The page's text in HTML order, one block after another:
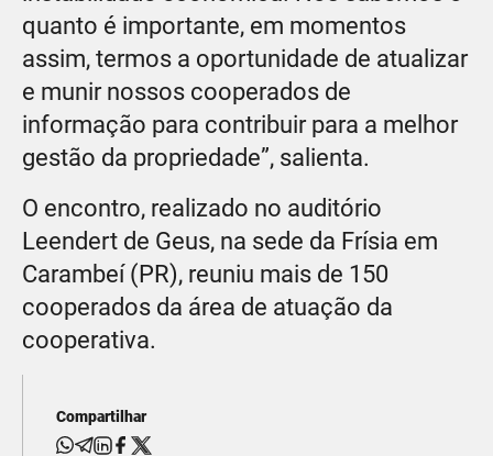
quanto é importante, em momentos
assim, termos a oportunidade de atualizar
e munir nossos cooperados de
informação para contribuir para a melhor
gestão da propriedade”, salienta.
O encontro, realizado no auditório
Leendert de Geus, na sede da Frísia em
Carambeí (PR), reuniu mais de 150
cooperados da área de atuação da
cooperativa.
Compartilhar